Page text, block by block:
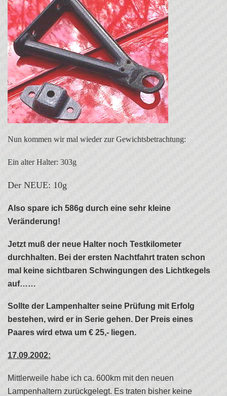
Nun kommen wir mal wieder zur Gewichtsbetrachtung:
Ein alter Halter: 303g
Der NEUE: 10g
Also spare ich 586g durch eine sehr kleine
Veränderung!
Jetzt muß der neue Halter noch Testkilometer
durchhalten. Bei der ersten Nachtfahrt traten schon
mal keine sichtbaren Schwingungen des Lichtkegels
auf……
Sollte der Lampenhalter seine Prüfung mit Erfolg
bestehen, wird er in Serie gehen. Der Preis eines
Paares wird etwa um € 25,- liegen.
17.09.2002:
Mittlerweile habe ich ca. 600km mit den neuen
Lampenhaltern zurückgelegt. Es traten bisher keine